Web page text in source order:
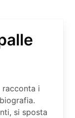
racconta i
si sposta